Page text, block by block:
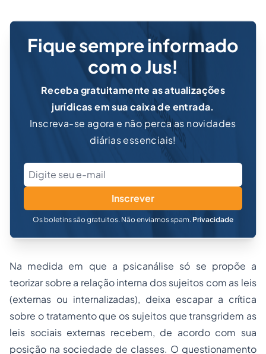
Fique sempre informado
com o Jus!
Receba gratuitamente as atualizações
jurídicas em sua caixa de entrada.
Inscreva-se agora e não perca as novidades
diárias essenciais!
Inscrever
Os boletins são gratuitos. Não enviamos spam. Privacidade
Na medida em que a psicanálise só se propõe a
teorizar sobre a relação interna dos sujeitos com as leis
(externas ou internalizadas), deixa escapar a crítica
sobre o tratamento que os sujeitos que transgridem as
leis sociais externas recebem, de acordo com sua
posição na sociedade de classes. O questionamento